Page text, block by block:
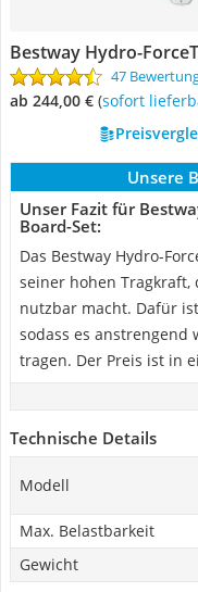
Bestway Hydro-
47
ab 244,00 € ( Sofort
Unsere
Unser Fazit für
Board-Set:
Das Bestway Hydro-
seiner hohen Tragkraft,
nutzbar macht. Dafür
sodass es anstrengend
tragen. Der Preis ist in
Technische Details
Modell
Max. Belastbarkeit
Gewicht